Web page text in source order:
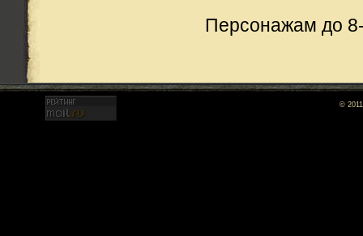
Персонажам до
©